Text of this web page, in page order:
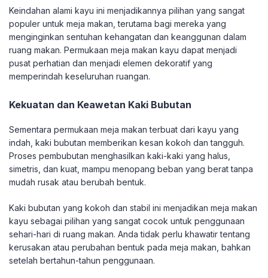
Keindahan alami kayu ini menjadikannya pilihan yang sangat
populer untuk meja makan, terutama bagi mereka yang
menginginkan sentuhan kehangatan dan keanggunan dalam
ruang makan. Permukaan meja makan kayu dapat menjadi
pusat perhatian dan menjadi elemen dekoratif yang
memperindah keseluruhan ruangan.
Kekuatan dan Keawetan Kaki Bubutan
Sementara permukaan meja makan terbuat dari kayu yang
indah, kaki bubutan memberikan kesan kokoh dan tangguh.
Proses pembubutan menghasilkan kaki-kaki yang halus,
simetris, dan kuat, mampu menopang beban yang berat tanpa
mudah rusak atau berubah bentuk.
Kaki bubutan yang kokoh dan stabil ini menjadikan meja makan
kayu sebagai pilihan yang sangat cocok untuk penggunaan
sehari-hari di ruang makan. Anda tidak perlu khawatir tentang
kerusakan atau perubahan bentuk pada meja makan, bahkan
setelah bertahun-tahun penggunaan.